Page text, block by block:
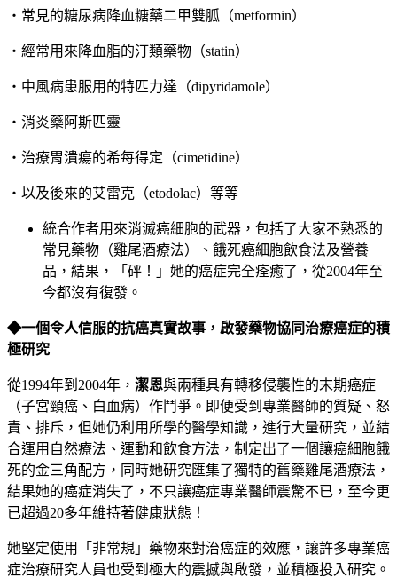
‧常見的糖尿病降血糖藥二甲雙胍（metformin）
‧經常用來降血脂的汀類藥物（statin）
‧中風病患服用的特匹力達（dipyridamole）
‧消炎藥阿斯匹靈
‧治療胃潰瘍的希每得定（cimetidine）
‧以及後來的艾雷克（etodolac）等等
統合作者用來消滅癌細胞的武器，包括了大家不熟悉的
常見藥物（雞尾酒療法）、餓死癌細胞飲食法及營養
品，結果，「砰！」她的癌症完全痊癒了，從2004年至
今都沒有復發。
◆一個令人信服的抗癌真實故事，啟發藥物協同治療癌症的積
極研究
從1994年到2004年， 潔恩與兩種具有轉移侵襲性的末期癌症
（子宮頸癌、白血病）作鬥爭。即便受到專業醫師的質疑、怒
責、排斥，但她仍利用所學的醫學知識，進行大量研究，並結
合運用自然療法、運動和飲食方法，制定出了一個讓癌細胞餓
死的金三角配方，同時她研究匯集了獨特的舊藥雞尾酒療法，
結果她的癌症消失了，不只讓癌症專業醫師震驚不已，至今更
已超過20多年維持著健康狀態！
她堅定使用「非常規」藥物來對治癌症的效應，讓許多專業癌
症治療研究人員也受到極大的震撼與啟發，並積極投入研究。